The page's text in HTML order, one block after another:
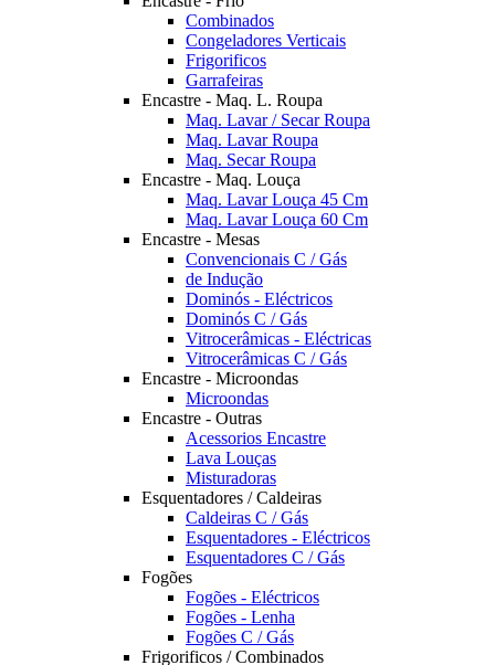
Combinados
Congeladores Verticais
Frigorificos
Garrafeiras
Encastre - Maq. L. Roupa
Maq. Lavar / Secar Roupa
Maq. Lavar Roupa
Maq. Secar Roupa
Encastre - Maq. Louça
Maq. Lavar Louça 45 Cm
Maq. Lavar Louça 60 Cm
Encastre - Mesas
Convencionais C / Gás
de Indução
Dominós - Eléctricos
Dominós C / Gás
Vitrocerâmicas - Eléctricas
Vitrocerâmicas C / Gás
Encastre - Microondas
Microondas
Encastre - Outras
Acessorios Encastre
Lava Louças
Misturadoras
Esquentadores / Caldeiras
Caldeiras C / Gás
Esquentadores - Eléctricos
Esquentadores C / Gás
Fogões
Fogões - Eléctricos
Fogões - Lenha
Fogões C / Gás
Frigorificos / Combinados